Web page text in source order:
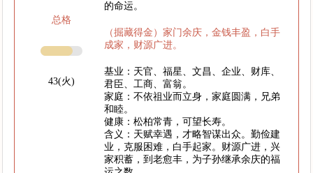
总格
43(火)
的命运。
（掘藏得金）家门余庆，金钱丰盈，白手
成家，财源广进。
基业：天官、福星、文昌、企业、财库、
君臣、工商、富翁。
家庭：不依祖业而立身，家庭圆满，兄弟
和睦。
健康：松柏常青，可望长寿。
含义：天赋幸遇，才略智谋出众。勤俭建
业，克服困难，白手起家。财源广进，兴
家积蓄，到老愈丰，为子孙继承余庆的福